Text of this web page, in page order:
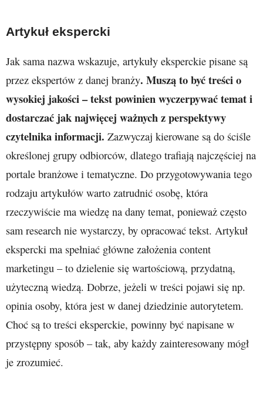
Artykuł ekspercki
Jak sama nazwa wskazuje, artykuły eksperckie pisane są
przez ekspertów z danej branży. Muszą to być treści o
wysokiej jakości – tekst powinien wyczerpywać temat i
dostarczać jak najwięcej ważnych z perspektywy
czytelnika informacji. Zazwyczaj kierowane są do ściśle
określonej grupy odbiorców, dlatego trafiają najczęściej na
portale branżowe i tematyczne. Do przygotowywania tego
rodzaju artykułów warto zatrudnić osobę, która
rzeczywiście ma wiedzę na dany temat, ponieważ często
sam research nie wystarczy, by opracować tekst. Artykuł
ekspercki ma spełniać główne założenia content
marketingu – to dzielenie się wartościową, przydatną,
użyteczną wiedzą. Dobrze, jeżeli w treści pojawi się np.
opinia osoby, która jest w danej dziedzinie autorytetem.
Choć są to treści eksperckie, powinny być napisane w
przystępny sposób – tak, aby każdy zainteresowany mógł
je zrozumieć.